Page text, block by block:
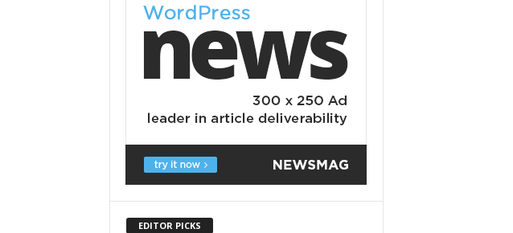
EDITOR PICKS